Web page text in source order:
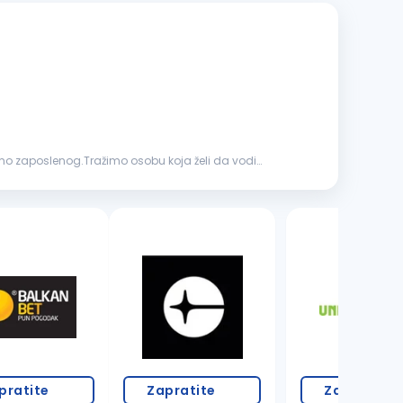
zaposlenog.Tražimo osobu koja želi da vodi
Zapratite Zapratite